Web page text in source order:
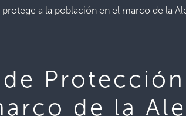
a la población en el marco de la
de la